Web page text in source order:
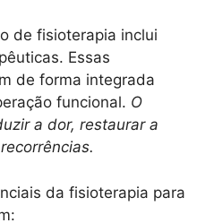
de fisioterapia inclui
Essas
de forma integrada
funcional. O
a dor, restaurar a
da fisioterapia para